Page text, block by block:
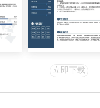
立即下载